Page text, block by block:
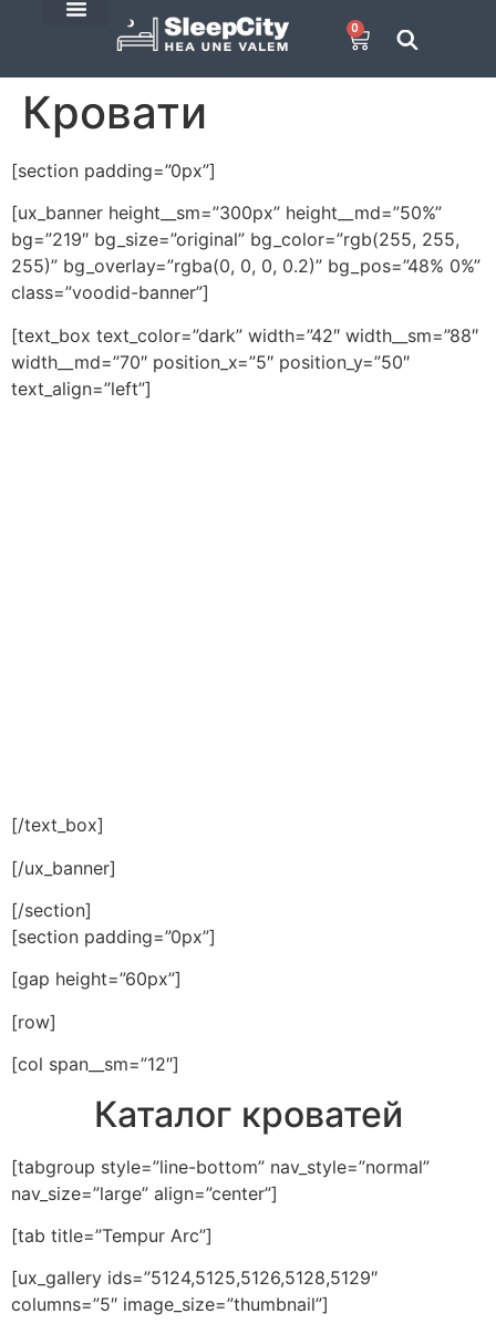
0
Кровати
[section padding=”0px”]
[ux_banner height__sm=”300px” height__md=”50%”
bg=”219″ bg_size=”original” bg_color=”rgb(255, 255,
255)” bg_overlay=”rgba(0, 0, 0, 0.2)” bg_pos=”48% 0%”
class=”voodid-banner”]
[text_box text_color=”dark” width=”42″ width__sm=”88″
width__md=”70″ position_x=”5″ position_y=”50″
text_align=”left”]
[/text_box]
[/ux_banner]
[/section]
[section padding=”0px”]
[gap height=”60px”]
[row]
[col span__sm=”12″]
Каталог кроватей
[tabgroup style=”line-bottom” nav_style=”normal”
nav_size=”large” align=”center”]
[tab title=”Tempur Arc”]
[ux_gallery ids=”5124,5125,5126,5128,5129″
columns=”5″ image_size=”thumbnail”]